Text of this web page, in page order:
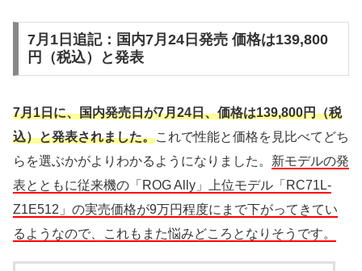
7月1日追記：国内7月24日発売 価格は139,800
円（税込）と発表
7月1日に、国内発売日が7月24日、価格は139,800円（税
込）と発表されました。これで性能と価格を見比べてどち
らを選ぶかがよりわかるようになりました。 新モデルの発
表とともに従来機の「ROG Ally」上位モデル「RC71L-
Z1E512」の実売価格が9万円程度にまで下がってきてい
るようなので、これもまた悩みどころとなりそうです。